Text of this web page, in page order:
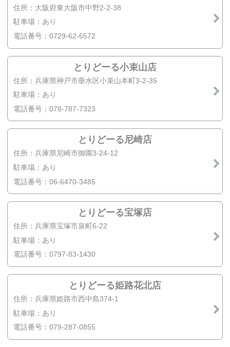
住所：大阪府東大阪市中野2-2-38
駐車場：あり
電話番号：0729-62-6572
とりどーる小束山店
住所：兵庫県神戸市垂水区小束山本町3-2-35
駐車場：あり
電話番号：078-787-7323
とりどーる尼崎店
住所：兵庫県尼崎市御園3-24-12
駐車場：あり
電話番号：06-6470-3485
とりどーる宝塚店
住所：兵庫県宝塚市泉町6-22
駐車場：あり
電話番号：0797-83-1430
とりどーる姫路花北店
住所：兵庫県姫路市西中島374-1
駐車場：あり
電話番号：079-287-0855